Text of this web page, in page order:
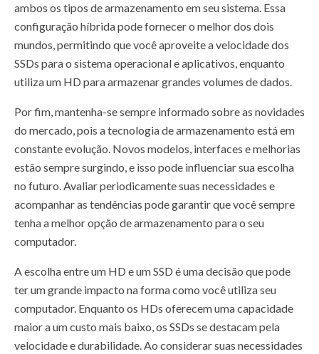
ambos os tipos de armazenamento em seu sistema. Essa
configuração híbrida pode fornecer o melhor dos dois
mundos, permitindo que você aproveite a velocidade dos
SSDs para o sistema operacional e aplicativos, enquanto
utiliza um HD para armazenar grandes volumes de dados.
Por fim, mantenha-se sempre informado sobre as novidades
do mercado, pois a tecnologia de armazenamento está em
constante evolução. Novos modelos, interfaces e melhorias
estão sempre surgindo, e isso pode influenciar sua escolha
no futuro. Avaliar periodicamente suas necessidades e
acompanhar as tendências pode garantir que você sempre
tenha a melhor opção de armazenamento para o seu
computador.
A escolha entre um HD e um SSD é uma decisão que pode
ter um grande impacto na forma como você utiliza seu
computador. Enquanto os HDs oferecem uma capacidade
maior a um custo mais baixo, os SSDs se destacam pela
velocidade e durabilidade. Ao considerar suas necessidades